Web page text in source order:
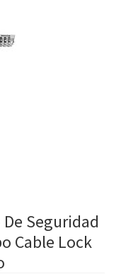
Seguridad
Cable Lock